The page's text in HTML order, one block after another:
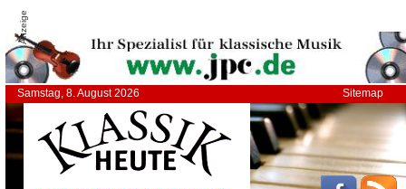
Anzeige
Samstag, 8. August 2026 Sitemap